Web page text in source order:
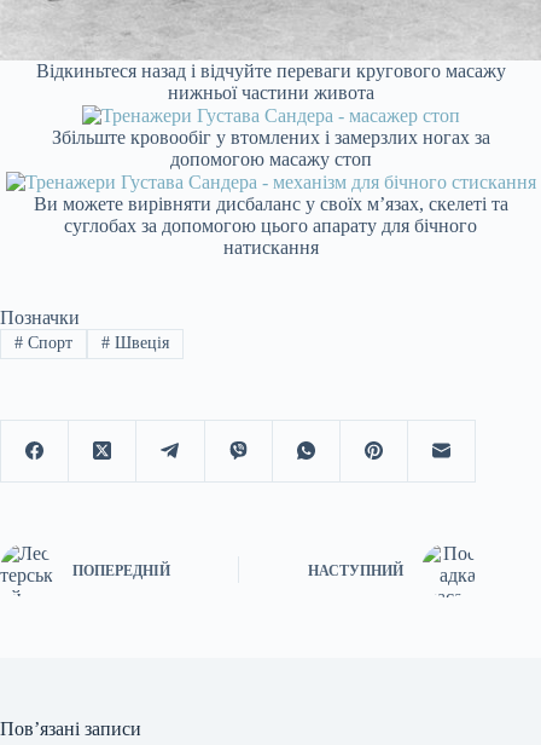
Відкиньтеся назад і відчуйте переваги кругового масажу
нижньої частини живота
Збільште кровообіг у втомлених і замерзлих ногах за
допомогою масажу стоп
Ви можете вирівняти дисбаланс у своїх м’язах, скелеті та
суглобах за допомогою цього апарату для бічного
натискання
Позначки
#Спорт #Швеція
ПОПЕРЕДНІЙ НАСТУПНИЙ
Пов’язані записи